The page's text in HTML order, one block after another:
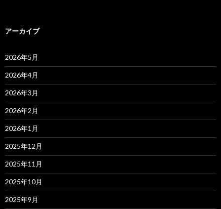
アーカイブ
2026年5月
2026年4月
2026年3月
2026年2月
2026年1月
2025年12月
2025年11月
2025年10月
2025年9月